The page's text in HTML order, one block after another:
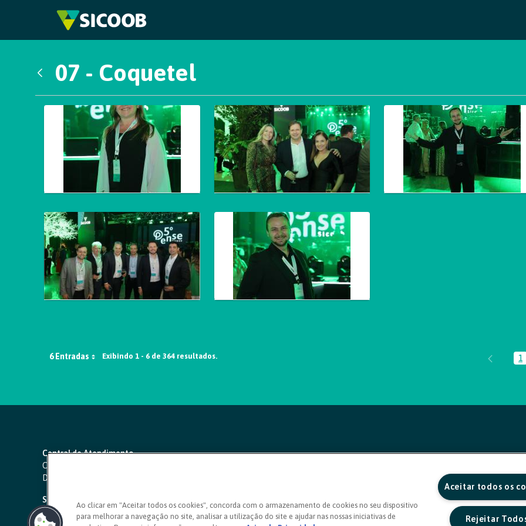
Pular para o Conteúdo principal
07 - Coquetel
Galeria de Mídias
6 Entradas Exibindo 1 - 6 de 364 resultados. 1
Central de Atendimento
Capitais e regiões metropolitanas:
Demais localidades:
SAC 24 horas
Ouvidoria
Ao clicar em "Aceitar todos os cookies", concorda com o armazenamento de cookies no seu dispositivo
para melhorar a navegação no site, analisar a utilização do site e ajudar nas nossas iniciativas de
Aceitar todos os
Rejeitar